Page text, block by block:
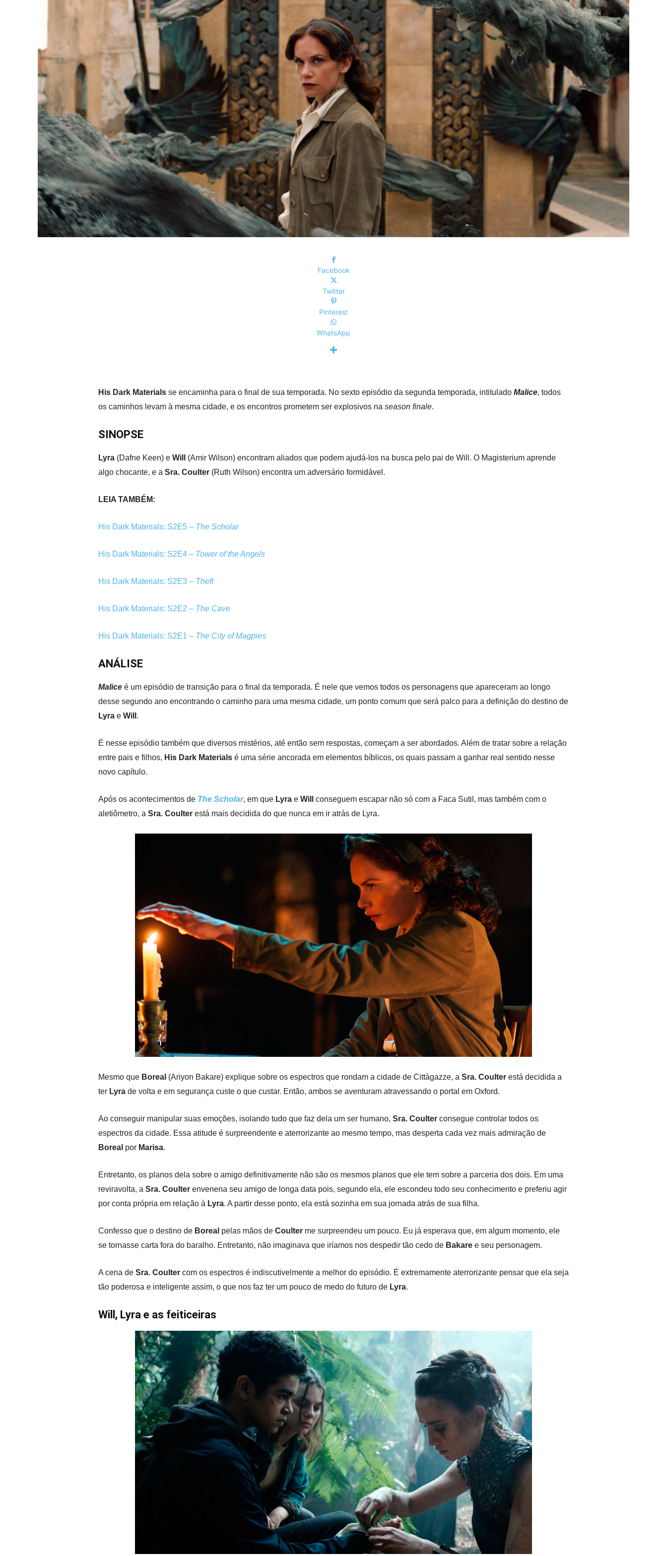
Facebook
Twitter
Pinterest
WhatsApp
His Dark Materials se encaminha para o final de sua temporada. No sexto episódio da segunda temporada, intitulado Malice, todos
os caminhos levam à mesma cidade, e os encontros prometem ser explosivos na season finale.
SINOPSE
Lyra (Dafne Keen) e Will
(Amir Wilson) encontram aliados que podem ajudá-los na busca pelo pai de Will. O Magisterium aprende
algo chocante, e a Sra. Coulter (Ruth Wilson) encontra um adversário formidável.
LEIA TAMBÉM:
His Dark Materials: S2E5 – The Scholar
His Dark Materials: S2E4 – Tower of the Angels
His Dark Materials: S2E3 – Theft
His Dark Materials: S2E2 – The Cave
His Dark Materials: S2E1 – The City of Magpies
ANÁLISE
Malice é um episódio de transição para o final da temporada. É nele que vemos todos os personagens que apareceram ao longo
desse segundo ano encontrando o caminho para uma mesma cidade, um ponto comum que será palco para a definição do destino de
Lyra e Will .
É nesse episódio também que diversos mistérios, até então sem respostas, começam a ser abordados. Além de tratar sobre a relação
entre pais e filhos, His Dark Materials é uma série ancorada em elementos bíblicos, os quais passam a ganhar real sentido nesse
novo capítulo.
Após os acontecimentos de The Scholar, em que Lyra e Will
conseguem escapar não só com a Faca Sutil, mas também com o
aletiômetro, a Sra. Coulter está mais decidida do que nunca em ir atrás de Lyra.
Mesmo que Boreal (Ariyon Bakare) explique sobre os espectros que rondam a cidade de Cittàgazze, a Sra. Coulter está decidida a
ter Lyra de volta e em segurança custe o que custar. Então, ambos se aventuram atravessando o portal em Oxford.
Ao conseguir manipular suas emoções, isolando tudo que faz dela um ser humano, Sra. Coulter consegue controlar todos os
espectros da cidade. Essa atitude é surpreendente e aterrorizante ao mesmo tempo, mas desperta cada vez mais admiração de
Boreal por Marisa.
Entretanto, os planos dela sobre o amigo definitivamente não são os mesmos planos que ele tem sobre a parceria dos dois. Em uma
reviravolta, a Sra. Coulter envenena seu amigo de longa data pois, segundo ela, ele escondeu todo seu conhecimento e preferiu agir
por conta própria em relação à Lyra. A partir desse ponto, ela está sozinha em sua jornada atrás de sua filha.
Confesso que o destino de Boreal pelas mãos de Coulter me surpreendeu um pouco. Eu já esperava que, em algum momento, ele
se tornasse carta fora do baralho. Entretanto, não imaginava que iríamos nos despedir tão cedo de Bakare e seu personagem.
A cena de Sra. Coulter com os espectros é indiscutivelmente a melhor do episódio. É extremamente aterrorizante pensar que ela seja
tão poderosa e inteligente assim, o que nos faz ter um pouco de medo do futuro de Lyra.
Will, Lyra e as feiticeiras